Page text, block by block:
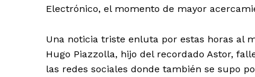
Electrónico, el momento de mayor
Una noticia triste enluta por estas horas al
Hugo Piazzolla, hijo del recordado Astor,
las redes sociales donde también se supo